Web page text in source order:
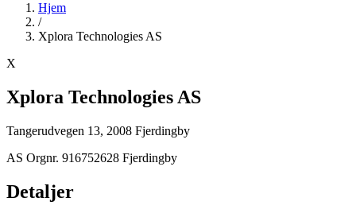
Hjem
/
Xplora Technologies AS
X
Xplora Technologies AS
Tangerudvegen 13, 2008 Fjerdingby
AS Orgnr. 916752628 Fjerdingby
Detaljer